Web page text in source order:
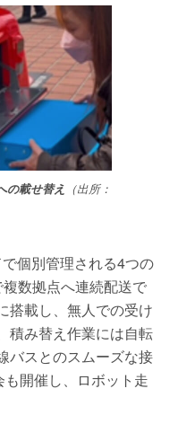
の載せ替え （出所：
個別管理される4つの
数拠点へ連続配送で
搭載し、無人での受け
積み替え作業には自転
バスとのスムーズな接
開催し、ロボット走